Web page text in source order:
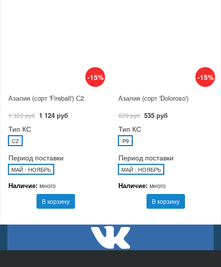
-15%
Азалия (сорт 'Fireball') С2
1 322 руб 1 124 руб
Тип КС
C2
Период поставки
МАЙ - НОЯБРЬ
Наличие: много
В корзину
-15%
Азалия (сорт 'Doloroso')
629 руб 535 руб
Тип КС
P9
Период поставки
МАЙ - НОЯБРЬ
Наличие: много
В корзину